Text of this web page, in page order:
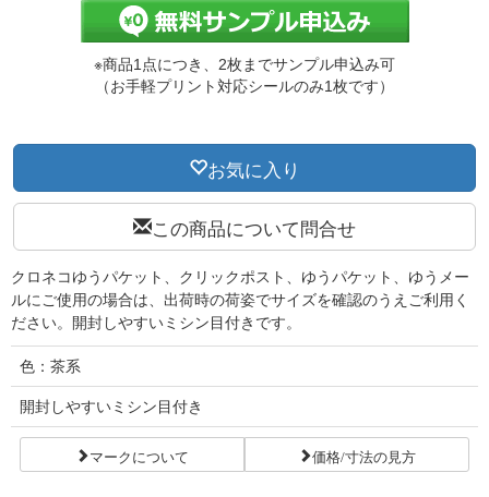
※商品1点につき、2枚までサンプル申込み可
（お手軽プリント対応シールのみ1枚です）
お気に入り
この商品について問合せ
クロネコゆうパケット、クリックポスト、ゆうパケット、ゆうメー
ルにご使用の場合は、出荷時の荷姿でサイズを確認のうえご利用く
ださい。開封しやすいミシン目付きです。
色：茶系
開封しやすいミシン目付き
マークについて 価格/寸法の見方